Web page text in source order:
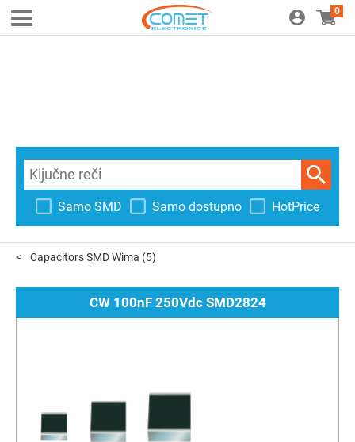
0
Samo SMD Samo dostupno HotPrice
Capacitors SMD Wima (5)
CW 100nF 250Vdc SMD2824